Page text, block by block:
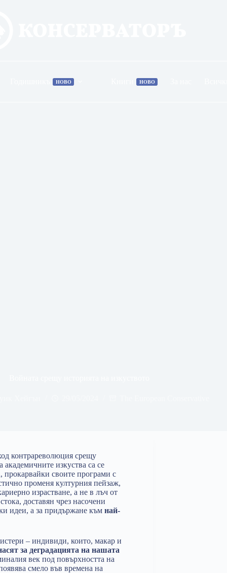
НОВО НОВО
контрареволюция срещу
изкуства са се
прокарвайки своите програми с
променя културния пейзаж,
израстване, а не в лъч от
доставян чрез насочени
идеи, а за придържане към най-
– индивиди, които, макар и
за деградацията на нашата
век под повърхността на
смело във времена на